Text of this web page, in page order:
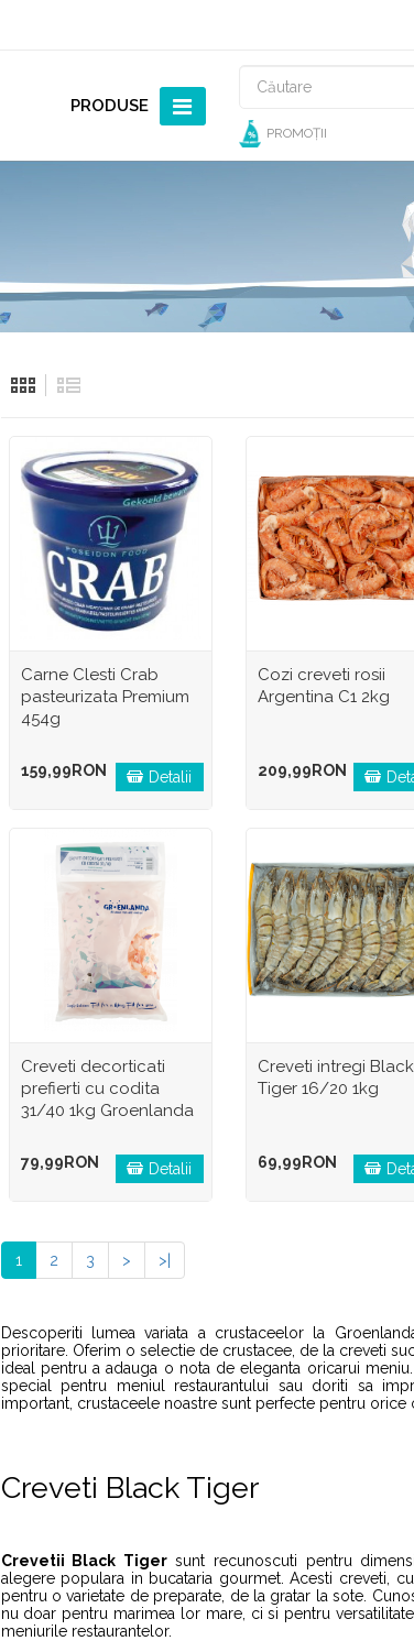
PRODUSE
PROMOȚII
Carne Clesti Crab
pasteurizata Premium
454g
159,99RON Detalii
Cozi creveti rosii
Argentina C1 2kg
209,99RON
Creveti decorticati
prefierti cu codita
31/40 1kg Groenlanda
79,99RON Detalii
Creveti intregi Black
Tiger 16/20 1kg
69,99RON
1 2 3 > >|
Descoperiti lumea variata a crustaceelor la
prioritare. Oferim o selectie de crustacee, de la creveti
ideal pentru a adauga o nota de eleganta oricarui
special pentru meniul restaurantului sau doriti sa
important, crustaceele noastre sunt perfecte pentru orice
Creveti Black Tiger
Crevetii Black Tigersunt recunoscuti pentru
alegere populara in bucataria gourmet. Acesti creveti,
pentru o varietate de preparate, de la gratar la sote.
nu doar pentru marimea lor mare, ci si pentru
meniurile restaurantelor.